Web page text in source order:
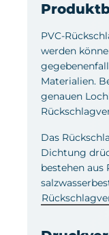
PVC-
werden
Materialien.
genauen
Das
Dichtung
bestehen aus